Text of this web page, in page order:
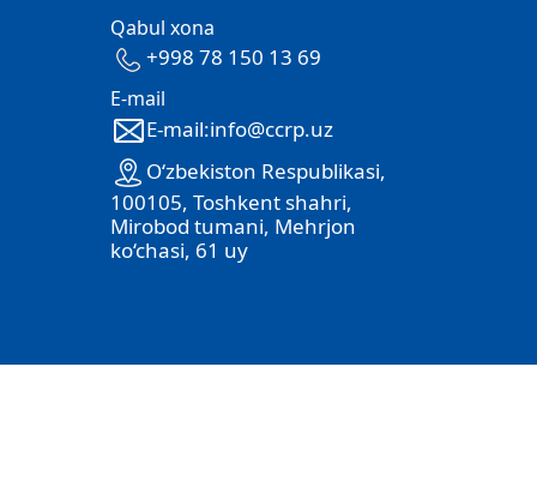
Qabul xona
+998 78 150 13 69
E-mail
E-mail:info@ccrp.uz
O‘zbekiston Respublikasi,
100105, Toshkent shahri,
Mirobod tumani, Mehrjon
ko‘chasi, 61 uy